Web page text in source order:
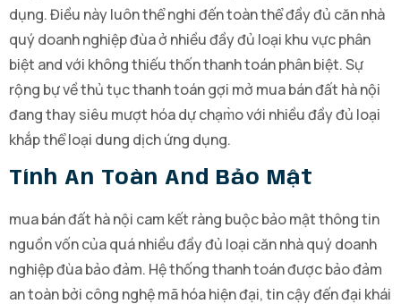
dụng. Điều này luôn thể nghi đến toàn thể đầy đủ căn nhà
quý doanh nghiệp đùa ở nhiều đầy đủ loại khu vực phân
biệt and với không thiếu thốn thanh toán phân biệt. Sự
rộng bự về thủ tục thanh toán gợi mở mua bán đất hà nội
đang thay siêu mượt hóa dự chạm̀o với nhiều đầy đủ loại
khắp thể loại dung dịch ứng dụng.
Tính An Toàn And Bảo Mật
mua bán đất hà nội cam kết ràng buộc bảo mật thông tin
nguồn vốn của quá nhiều đầy đủ loại căn nhà quý doanh
nghiệp đùa bảo đảm. Hệ thống thanh toán được bảo đảm
an toàn bởi công nghệ mã hóa hiện đại, tin cậy đến đại khái